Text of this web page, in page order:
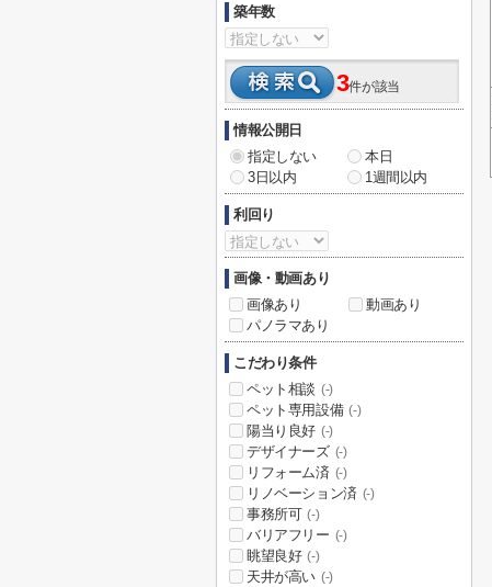
築年数
3件が該当
情報公開日
指定しない
本日
3日以内
1週間以内
利回り
画像・動画あり
画像あり
動画あり
パノラマあり
こだわり条件
ペット相談 (-)
ペット専用設備 (-)
陽当り良好 (-)
デザイナーズ (-)
リフォーム済 (-)
リノベーション済 (-)
事務所可 (-)
バリアフリー (-)
眺望良好 (-)
天井が高い (-)